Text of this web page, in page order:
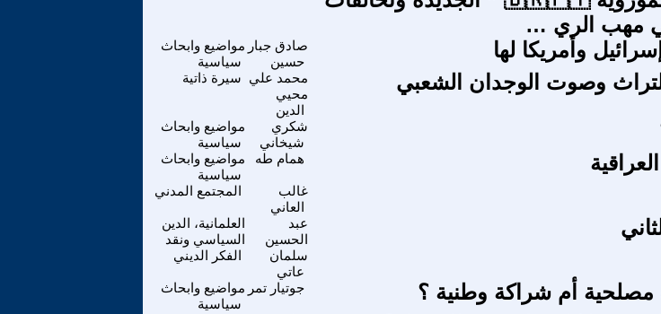
مهب الري …
مواضيع وابحاث
سياسية
صادق جبار
حسين
وأمريكا لها
سيرة ذاتية محمد علي
محيي
الدين
وصوت الوجدان الشعبي
مواضيع وابحاث
سياسية
شكري
شيخاني
مواضيع وابحاث
سياسية
همام طه
المجتمع المدني
غالب
العاني
العلمانية، الدين
السياسي ونقد
الفكر الديني
عبد
الحسين
سلمان
عاتي
مواضيع وابحاث
سياسية
جوتيار تمر مصلحية أم شراكة وطنية ؟